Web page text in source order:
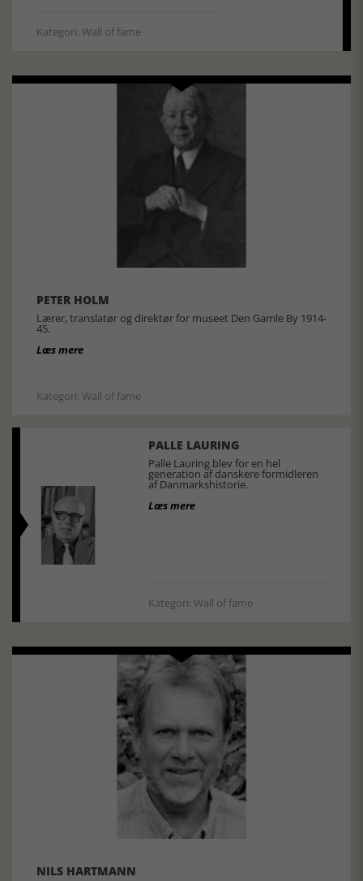
Kategori: Wall of fame
PETER HOLM
Lærer, translatør og direktør for museet Den Gamle By 1914-
45.
Læs mere
Kategori: Wall of fame
PALLE LAURING
Palle Lauring blev for en hel
generation af danskere formidleren
af Danmarkshistorie.
Læs mere
Kategori: Wall of fame
NILS HARTMANN